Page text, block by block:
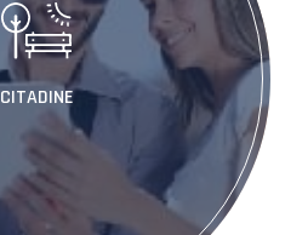
CITADINE